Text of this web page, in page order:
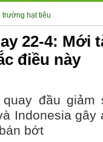
trường hạt tiêu
22-4: Mới
điều này
đầu giảm
Indonesia
bớt